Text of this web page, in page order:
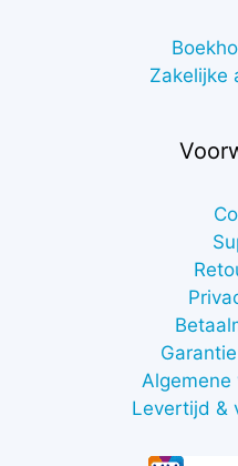
Zakelijke
Levertijd &